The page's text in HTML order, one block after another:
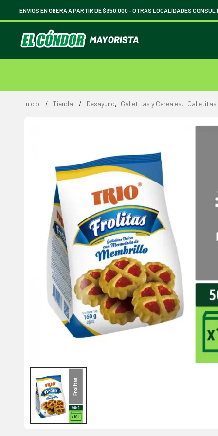
ENVÍOS EN OBERÁ A PARTIR DE $350.000 -OTRAS LOCALIDADES
Inicio Tienda Desayuno, Galletitas y Cereales, Galletitas